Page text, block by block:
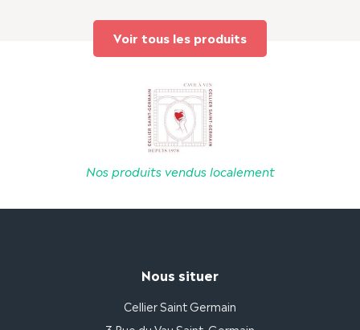
Voir tous les produits
Nos produits vendus localement
Nous situer
Cellier Saint Germain